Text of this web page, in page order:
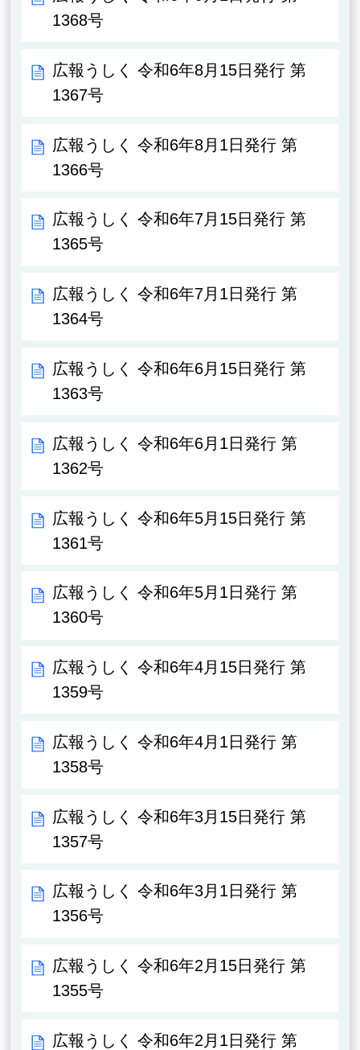
1368号
広報うしく 令和6年8月15日発行 第
1367号
広報うしく 令和6年8月1日発行 第
1366号
広報うしく 令和6年7月15日発行 第
1365号
広報うしく 令和6年7月1日発行 第
1364号
広報うしく 令和6年6月15日発行 第
1363号
広報うしく 令和6年6月1日発行 第
1362号
広報うしく 令和6年5月15日発行 第
1361号
広報うしく 令和6年5月1日発行 第
1360号
広報うしく 令和6年4月15日発行 第
1359号
広報うしく 令和6年4月1日発行 第
1358号
広報うしく 令和6年3月15日発行 第
1357号
広報うしく 令和6年3月1日発行 第
1356号
広報うしく 令和6年2月15日発行 第
1355号
広報うしく 令和6年2月1日発行 第